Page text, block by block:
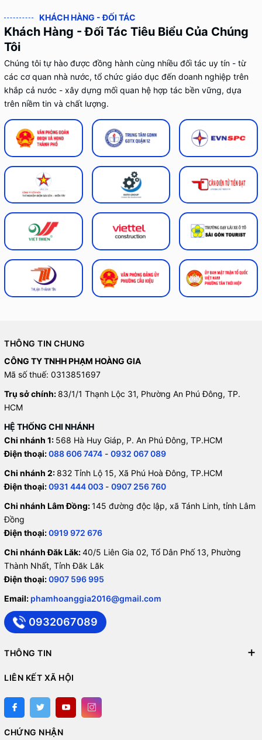
KHÁCH HÀNG - ĐỐI TÁC
Khách Hàng - Đối Tác Tiêu Biểu Của Chúng
Tôi
Chúng tôi tự hào được đồng hành cùng nhiều đối tác uy tín - từ
các cơ quan nhà nước, tổ chức giáo dục đến doanh nghiệp trên
khắp cả nước - xây dựng mối quan hệ hợp tác bền vững, dựa
trên niềm tin và chất lượng.
THÔNG TIN CHUNG
CÔNG TY TNHH PHẠM HOÀNG GIA
Mã số thuế: 0313851697
Trụ sở chính: 83/1/1 Thạnh Lộc 31, Phường An Phú Đông, TP.
HCM
HỆ THỐNG CHI NHÁNH
Chi nhánh 1: 568 Hà Huy Giáp, P. An Phú Đông, TP.HCM
Điện thoại:088 606 7474 - 0932 067 089
Chi nhánh 2: 832 Tỉnh Lộ 15, Xã Phú Hoà Đông, TP.HCM
Điện thoại:0931 444 003 - 0907 256 760
Chi nhánh Lâm Đồng:145 đường độc lập, xã Tánh Linh, tỉnh Lâm
Đồng
Điện thoại:0919 972 676
Chi nhánh Đăk Lăk:40/5 Liên Gia 02, Tổ Dân Phố 13, Phường
Thành Nhất, Tỉnh Đăk Lăk
Điện thoại:0907 596 995
Email: phamhoanggia2016@gmail.com
0932067089
THÔNG TIN
LIÊN KẾT XÃ HỘI
CHỨNG NHẬN